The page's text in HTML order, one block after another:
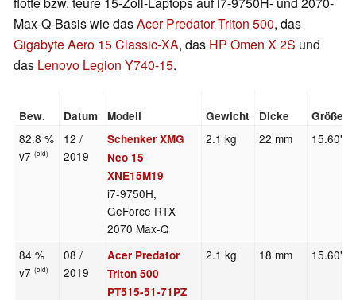
Max-Q-Basis wie dasAcer Predator Triton 500, das
Gigabyte Aero 15 Classic-XA, das HP Omen X 2S und
das Lenovo Legion Y740-15.
Bew. Datum Modell Gewicht Dicke Größe
82.8 %
v7(old)
12 /
2019
Schenker XMG
Neo 15
XNE15M19
i7-9750H,
GeForce RTX
2070 Max-Q
2.1 kg 22 mm 15.60"
84 %
v7(old)
08 /
2019
Acer Predator
Triton 500
PT515-51-71PZ
2.1 kg 18 mm 15.60"